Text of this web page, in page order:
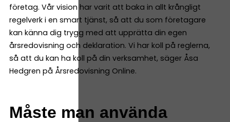
företag. Vår vision har varit att baka in allt krångligt
regelverk i en smart tjänst, så att du som företagare
kan känna dig trygg med att upprätta din egen
årsredovisning och deklaration. Vi har koll på reglerna,
så att du kan ha koll på din verksamhet, säger Åsa
Hedgren på Årsredovisning Online.
Måste man använda